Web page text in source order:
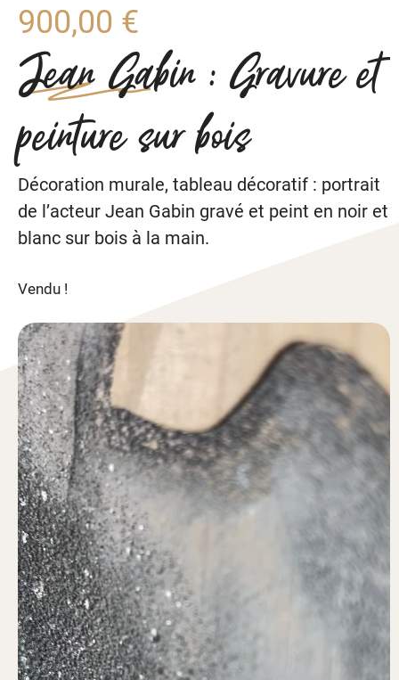
900,00 €
Jean Gabin : Gravure et
peinture sur bois
Décoration murale, tableau décoratif : portrait
de l’acteur Jean Gabin gravé et peint en noir et
blanc sur bois à la main.
Vendu !